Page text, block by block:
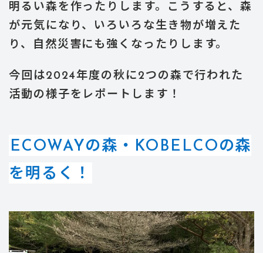
明るい森を作ったりします。こうすると、森
が元気になり、いろいろな生き物が増えた
り、自然災害にも強くなったりします。
今回は2024年度の秋に2つの森で行われた
活動の様子をレポートします！
ECOWAYの森・KOBELCOの森
を明るく！